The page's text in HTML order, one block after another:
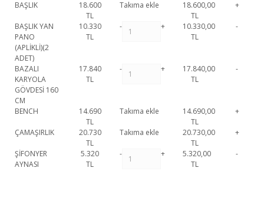
BAŞLIK
18.600
TL
Takıma ekle
18.600,00
TL
+
BAŞLIK YAN
PANO
(APLİKLİ)(2
ADET)
10.330
TL
- +
10.330,00
TL
-
BAZALI
KARYOLA
GÖVDESİ 160
CM
17.840
TL
- +
17.840,00
TL
-
BENCH
14.690
TL
Takıma ekle
14.690,00
TL
+
ÇAMAŞIRLIK
20.730
TL
Takıma ekle
20.730,00
TL
+
ŞİFONYER
AYNASI
5.320
TL
- +
5.320,00
TL
-